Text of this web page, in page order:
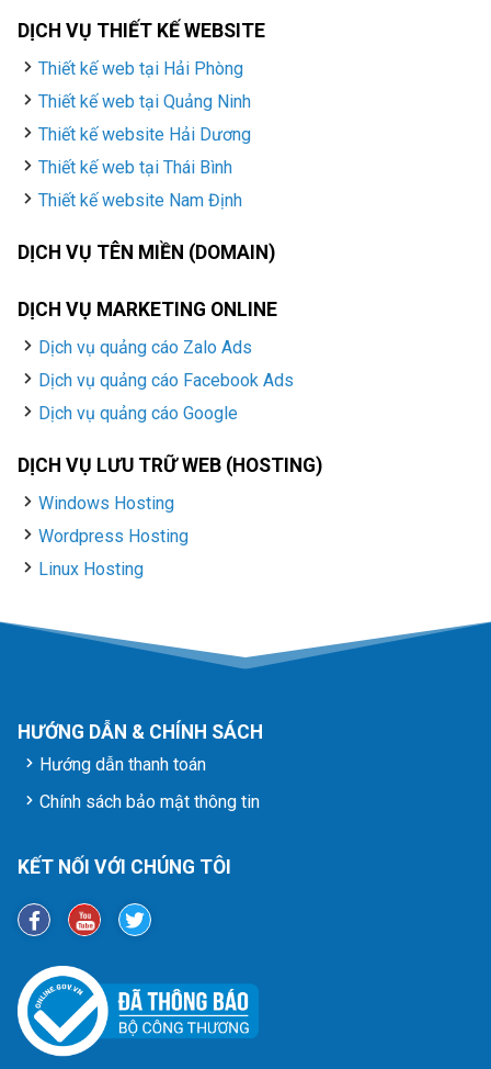
DỊCH VỤ THIẾT KẾ WEBSITE
Thiết kế web tại Hải Phòng
Thiết kế web tại Quảng Ninh
Thiết kế website Hải Dương
Thiết kế web tại Thái Bình
Thiết kế website Nam Định
DỊCH VỤ TÊN MIỀN (DOMAIN)
DỊCH VỤ MARKETING ONLINE
Dịch vụ quảng cáo Zalo Ads
Dịch vụ quảng cáo Facebook Ads
Dịch vụ quảng cáo Google
DỊCH VỤ LƯU TRỮ WEB (HOSTING)
Windows Hosting
Wordpress Hosting
Linux Hosting
HƯỚNG DẪN & CHÍNH SÁCH
Hướng dẫn thanh toán
Chính sách bảo mật thông tin
KẾT NỐI VỚI CHÚNG TÔI